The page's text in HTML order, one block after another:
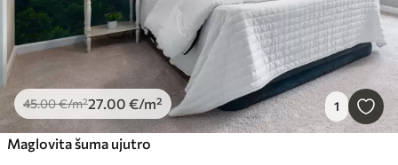
45.00€/m²27.00 €/m² 1
Maglovita šuma ujutro